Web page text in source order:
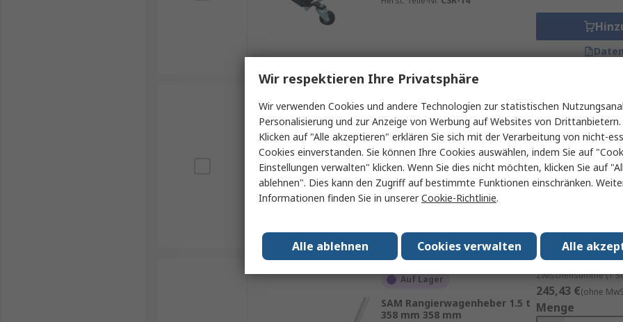
Auf Lager
SIP Rangierwagenheber 3 t
500 mm 85 mm
Herst. Teile-Nr.03633
Zwischensumme (1
357,73 €(ohne
Menge
Auf Lager
SAM Rangierwagenheber 1.5 t
358 mm 358 mm
Zwischensumme (1
245,43 €(ohne
Menge
Wir respektieren Ihre Privatsphäre
Wir verwenden Cookies und andere Technologien zur statistischen
Personalisierung und zur Anzeige von Werbung auf Websites von
Klicken auf "Alle akzeptieren" erklären Sie sich mit der Verarbeitung von nicht-
Cookies einverstanden. Sie können Ihre Cookies auswählen, indem Sie auf
Einstellungen verwalten" klicken. Wenn Sie dies nicht möchten, klicken Sie auf
ablehnen". Dies kann den Zugriff auf bestimmte Funktionen einschränken.
Informationen finden Sie in unsererCookie-Richtlinie.
Alle
Cookies verwalten
Alle ablehnen